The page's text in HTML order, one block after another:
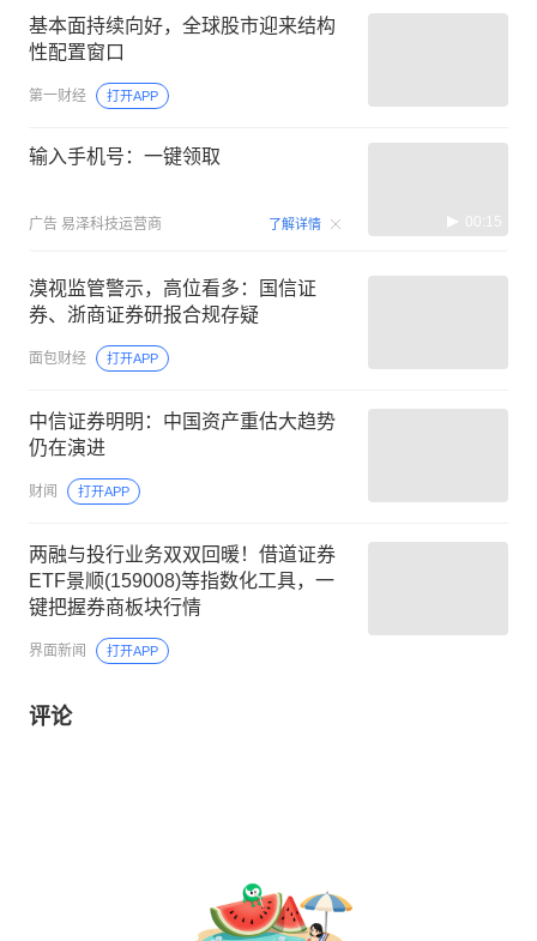
基本面持续向好，全球股市迎来结构
性配置窗口
第一财经 打开APP
输入手机号：一键领取
广告 易泽科技运营商 了解详情 00:15
漠视监管警示，高位看多：国信证
券、浙商证券研报合规存疑
面包财经 打开APP
中信证券明明：中国资产重估大趋势
仍在演进
财闻 打开APP
两融与投行业务双双回暖！借道证券
ETF景顺(159008)等指数化工具，一
键把握券商板块行情
界面新闻 打开APP
评论